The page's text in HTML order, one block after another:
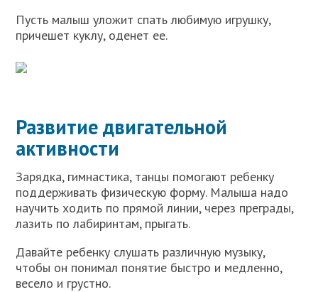
Пусть малыш уложит спать любимую игрушку,
причешет куклу, оденет ее.
Развитие двигательной
активности
Зарядка, гимнастика, танцы помогают ребенку
поддерживать физическую форму. Малыша надо
научить ходить по прямой линии, через преграды,
лазить по лабиринтам, прыгать.
Давайте ребенку слушать различную музыку,
чтобы он понимал понятие быстро и медленно,
весело и грустно.